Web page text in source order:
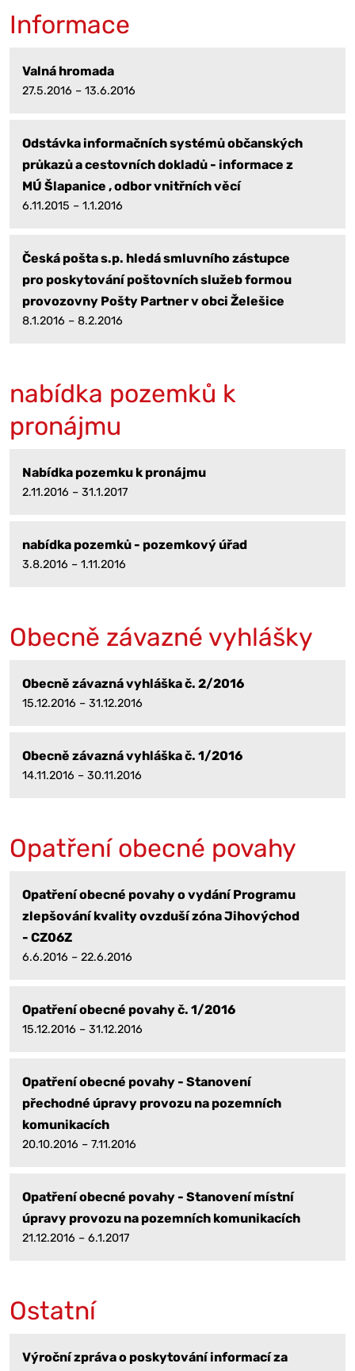
Informace
Valná hromada
27.5.2016 – 13.6.2016
Odstávka informačních systémů občanských
průkazů a cestovních dokladů - informace z
MÚ Šlapanice , odbor vnitřních věcí
6.11.2015 – 1.1.2016
Česká pošta s.p. hledá smluvního zástupce
pro poskytování poštovních služeb formou
provozovny Pošty Partner v obci Želešice
8.1.2016 – 8.2.2016
nabídka pozemků k
pronájmu
Nabídka pozemku k pronájmu
2.11.2016 – 31.1.2017
nabídka pozemků - pozemkový úřad
3.8.2016 – 1.11.2016
Obecně závazné vyhlášky
Obecně závazná vyhláška č. 2/2016
15.12.2016 – 31.12.2016
Obecně závazná vyhláška č. 1/2016
14.11.2016 – 30.11.2016
Opatření obecné povahy
Opatření obecné povahy o vydání Programu
zlepšování kvality ovzduší zóna Jihovýchod
- CZ06Z
6.6.2016 – 22.6.2016
Opatření obecné povahy č. 1/2016
15.12.2016 – 31.12.2016
Opatření obecné povahy - Stanovení
přechodné úpravy provozu na pozemních
komunikacích
20.10.2016 – 7.11.2016
Opatření obecné povahy - Stanovení místní
úpravy provozu na pozemních komunikacích
21.12.2016 – 6.1.2017
Ostatní
Výroční zpráva o poskytování informací za